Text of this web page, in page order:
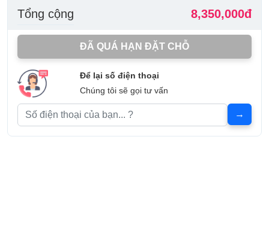
Tổng cộng 8,350,000đ
ĐÃ QUÁ HẠN ĐẶT CHỖ
Để lại số điện thoại
Chúng tôi sẽ gọi tư vấn